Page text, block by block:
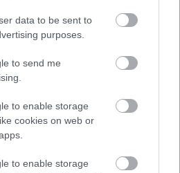
data to be sent to
purposes.
to send me
to enable storage
cookies on web or
to enable storage
adományoddal